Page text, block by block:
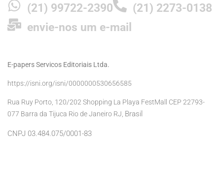
(21) 99722-2390
(21) 2273-0138
envie-nos um e-mail
E-papers Servicos Editoriais Ltda.
https://isni.org/isni/0000000530656585
Rua Ruy Porto, 120/202 Shopping La Playa FestMall CEP 22793-
077 Barra da Tijuca Rio de Janeiro RJ, Brasil
CNPJ 03.484.075/0001-83